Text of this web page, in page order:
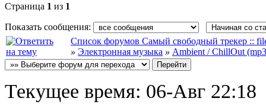
Страница 1 из 1
Показать сообщения:
Список форумов Самый свободный трекер ::
» Электронная музыка » Ambient / ChillOut
Текущее время: 06-Авг 22:18